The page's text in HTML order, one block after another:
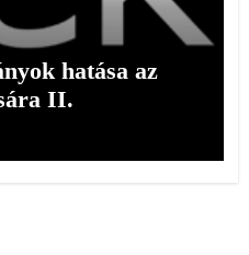
hatása az
II.